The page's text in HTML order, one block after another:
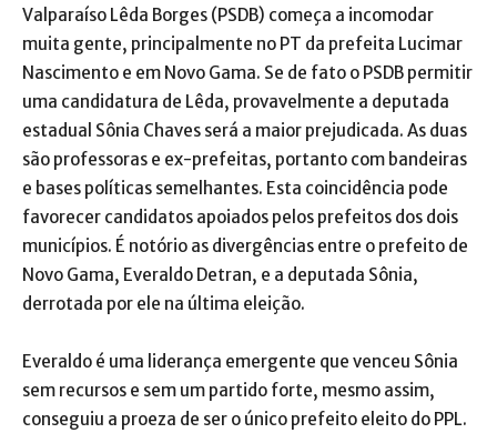
Valparaíso Lêda Borges (PSDB) começa a incomodar
muita gente, principalmente no PT da prefeita Lucimar
Nas­ci­mento e em Novo Gama. Se de fato o PSDB permitir
uma candidatura de Lêda, provavelmente a deputada
estadual Sônia Chaves será a maior prejudicada. As duas
são professoras e ex-prefeitas, portanto com bandeiras
e bases políticas semelhantes. Esta coincidência pode
favorecer candidatos apoiados pelos prefeitos dos dois
municípios. É notório as divergências entre o prefeito de
Novo Gama, Everaldo Detran, e a deputada Sônia,
derrotada por ele na última eleição.
Everaldo é uma liderança emergente que venceu Sônia
sem recursos e sem um partido forte, mesmo assim,
conseguiu a proeza de ser o único prefeito eleito do PPL.